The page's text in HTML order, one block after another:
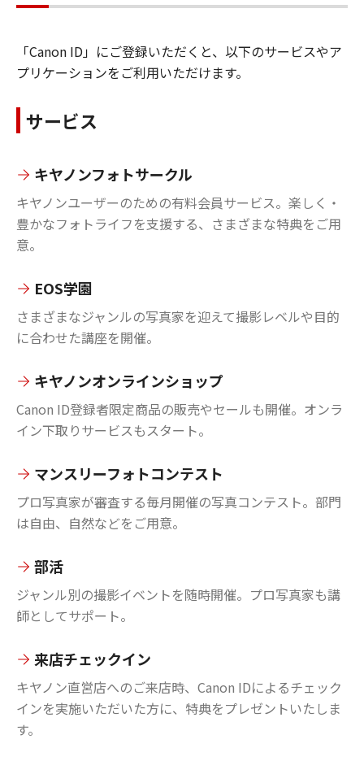
「Canon ID」にご登録いただくと、以下のサービスやア
プリケーションをご利用いただけます。
サービス
キヤノンフォトサークル
キヤノンユーザーのための有料会員サービス。楽しく・
豊かなフォトライフを支援する、さまざまな特典をご用
意。
EOS学園
さまざまなジャンルの写真家を迎えて撮影レベルや目的
に合わせた講座を開催。
キヤノンオンラインショップ
Canon ID登録者限定商品の販売やセールも開催。オンラ
イン下取りサービスもスタート。
マンスリーフォトコンテスト
プロ写真家が審査する毎月開催の写真コンテスト。部門
は自由、自然などをご用意。
部活
ジャンル別の撮影イベントを随時開催。プロ写真家も講
師としてサポート。
来店チェックイン
キヤノン直営店へのご来店時、Canon IDによるチェック
インを実施いただいた方に、特典をプレゼントいたしま
す。